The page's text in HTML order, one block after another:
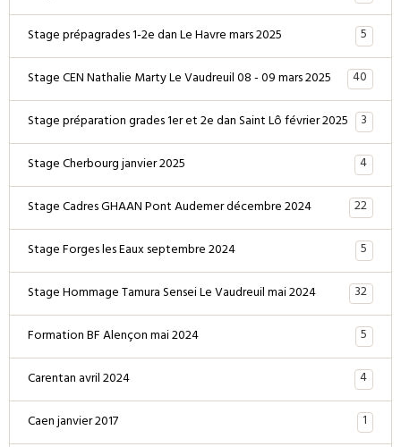
Stage prépagrades 1-2e dan Le Havre mars 2025
5
Stage CEN Nathalie Marty Le Vaudreuil 08 - 09 mars 2025
40
Stage préparation grades 1er et 2e dan Saint Lô février 2025 3
Stage Cherbourg janvier 2025
4
Stage Cadres GHAAN Pont Audemer décembre 2024
22
Stage Forges les Eaux septembre 2024
5
Stage Hommage Tamura Sensei Le Vaudreuil mai 2024
32
Formation BF Alençon mai 2024
5
Carentan avril 2024
4
Caen janvier 2017
1